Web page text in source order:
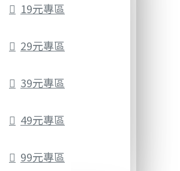
19元專區
29元專區
39元專區
49元專區
99元專區